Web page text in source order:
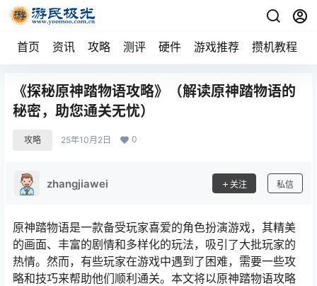
首页 资讯 攻略 测评 硬件 游戏推荐 攒机教程
《探秘原神踏物语攻略》（解读原神踏物语的
秘密，助您通关无忧）
攻略 25年10月2日 0
zhangjiawei 关注 私信
原神踏物语是一款备受玩家喜爱的角色扮演游戏，其精美
的画面、丰富的剧情和多样化的玩法，吸引了大批玩家的
热情。然而，有些玩家在游戏中遇到了困难，需要一些攻
略和技巧来帮助他们顺利通关。本文将以原神踏物语攻略